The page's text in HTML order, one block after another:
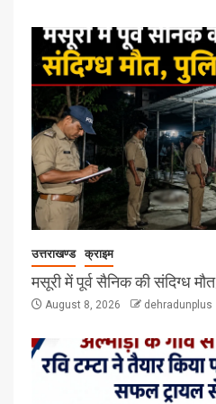
उत्तराखण्ड क्राइम
मसूरी में पूर्व सैनिक की संदिग्ध
August 8, 2026 dehradunplus